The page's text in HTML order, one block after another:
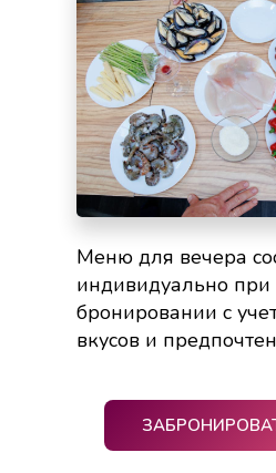
Меню для вечера
индивидуально при
бронировании с
вкусов и